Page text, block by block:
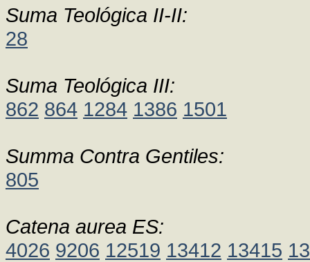
Suma Teológica II-II:
28
Suma Teológica III:
862 864 1284 1386 1501
Summa Contra Gentiles:
805
Catena aurea ES:
4026 9206 12519 13412 13415